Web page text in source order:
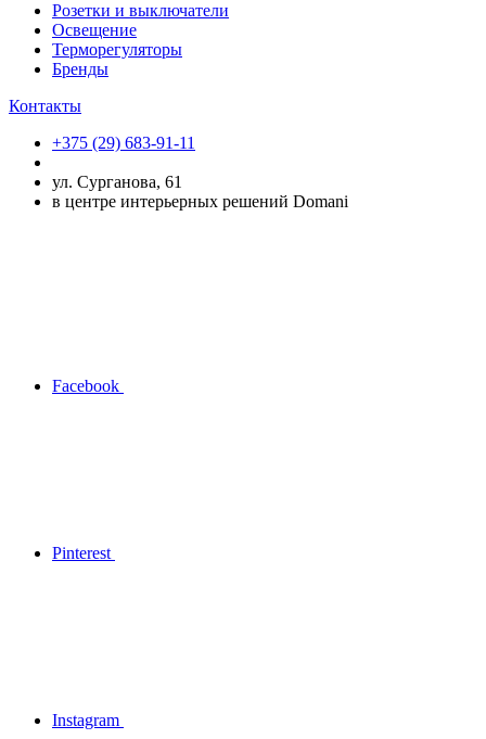
Розетки и выключатели
Освещение
Терморегуляторы
Бренды
Контакты
+375 (29) 683-91-11
ул. Сурганова, 61
в центре интерьерных решений Domani
Facebook
Pinterest
Instagram